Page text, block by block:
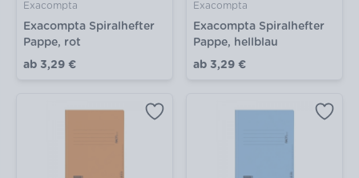
Exacompta
Exacompta Spiralhefter
Pappe, rot
ab 3,29 €
Exacompta
Exacompta Spiralhefter
Pappe, hellblau
ab 3,29 €